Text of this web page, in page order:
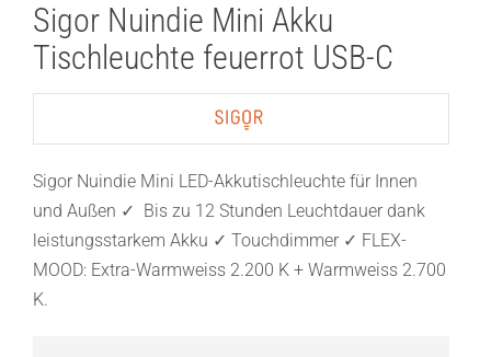
Sigor Nuindie Mini Akku
Tischleuchte feuerrot USB-C
Sigor Nuindie Mini LED-Akkutischleuchte für Innen
und Außen ✓ Bis zu 12 Stunden Leuchtdauer dank
leistungsstarkem Akku ✓ Touchdimmer ✓ FLEX-
MOOD: Extra-Warmweiss 2.200 K + Warmweiss 2.700
K.